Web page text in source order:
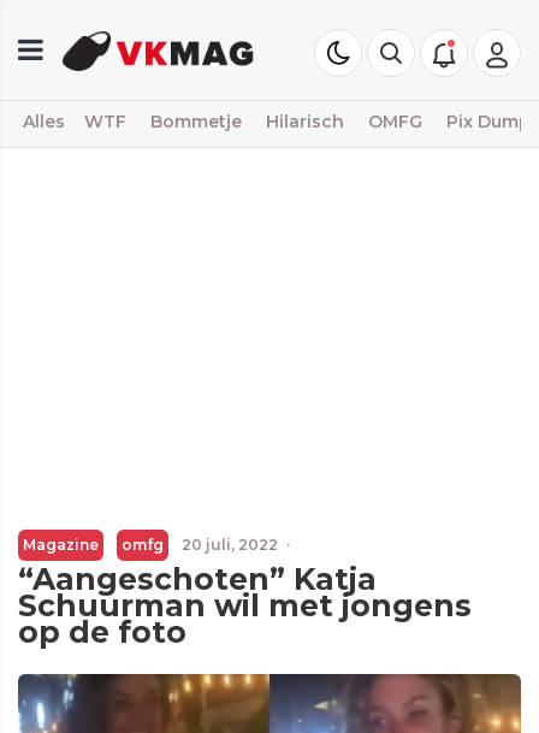
Alles WTF Bommetje Hilarisch OMFG Pix Dump
Magazine omfg 20 juli, 2022 ·
“Aangeschoten” Katja
Schuurman wil met jongens
op de foto